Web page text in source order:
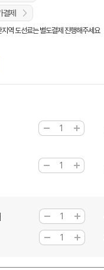
제
역 도선료는 별도결제 진행해주세요